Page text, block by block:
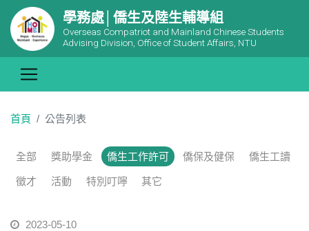
學務處│僑生及陸生輔導組
Overseas Compatriot and Mainland Chinese Students
Advising Division, Office of Student Affairs, NTU
首頁 公告列表
全部 獎助學金 僑生工作許可 僑保及健保 僑生工讀
徵才 活動 特別叮嚀 其它
2023-05-10